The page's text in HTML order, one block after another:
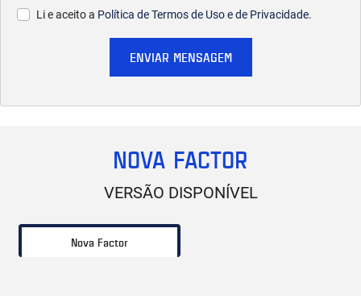
Li e aceito a Política de Termos de Uso e de Privacidade.
ENVIAR MENSAGEM
NOVA FACTOR
VERSÃO DISPONÍVEL
Nova Factor